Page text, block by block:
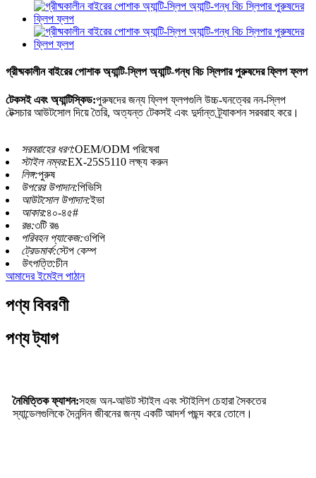
গ্রীষ্মকালীন বাইরের পোশাক অ্যান্টি-স্লিপ অ্যান্টি-গন্ধ বিচ স্লিপার পুরুষদের ফ্লিপ ফ্লপ
টেকসই এবং অ্যান্টিস্কিড:পুরুষদের জন্য ফ্লিপ ফ্লপগুলি উচ্চ-ঘনত্বের নন-স্লিপ
টেক্সচার আউটসোল দিয়ে তৈরি, অত্যন্ত টেকসই এবং দুর্দান্ত ট্র্যাকশন সরবরাহ করে।
সরবরাহের ধরণ:OEM/ODM পরিষেবা
স্টাইল নম্বর:EX-25S5110 লক্ষ্য করুন
লিঙ্গ:পুরুষ
উপরের উপাদান:পিভিসি
আউটসোল উপাদান:ইভা
আকার:৪০-৪৫#
রঙ:৩টি রঙ
পরিবহন প্যাকেজ:ওপিপি
ট্রেডমার্ক:স্টেপ কেম্প
উৎপত্তি:চীন
আমাদের ইমেইল পাঠান
পণ্য বিবরণী
পণ্য ট্যাগ
নৈমিত্তিক ফ্যাশন:সহজ অন-আউট স্টাইল এবং স্টাইলিশ চেহারা সৈকতের
স্যান্ডেলগুলিকে দৈনন্দিন জীবনের জন্য একটি আদর্শ পছন্দ করে তোলে।